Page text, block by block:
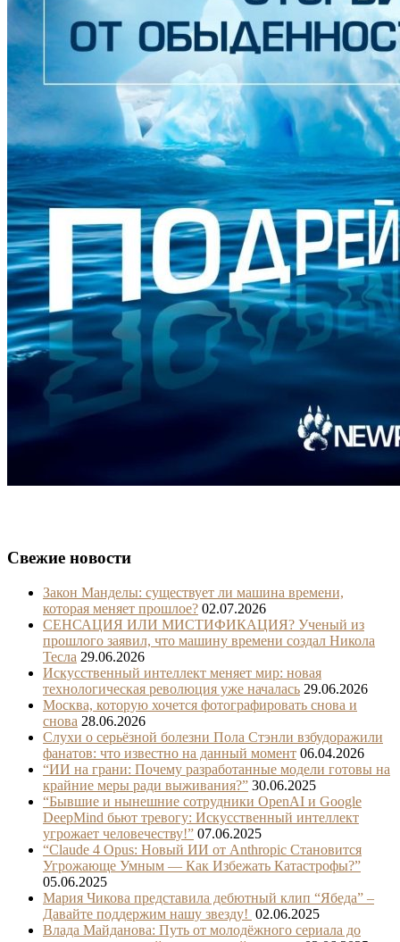
Свежие новости
Закон Манделы: существует ли машина времени,
которая меняет прошлое? 02.07.2026
СЕНСАЦИЯ ИЛИ МИСТИФИКАЦИЯ? Ученый из
прошлого заявил, что машину времени создал Никола
Тесла 29.06.2026
Искусственный интеллект меняет мир: новая
технологическая революция уже началась 29.06.2026
Москва, которую хочется фотографировать снова и
снова 28.06.2026
Слухи о серьёзной болезни Пола Стэнли взбудоражили
фанатов: что известно на данный момент 06.04.2026
“ИИ на грани: Почему разработанные модели готовы на
крайние меры ради выживания?” 30.06.2025
“Бывшие и нынешние сотрудники OpenAI и Google
DeepMind бьют тревогу: Искусственный интеллект
угрожает человечеству!” 07.06.2025
“Claude 4 Opus: Новый ИИ от Anthropic Становится
Угрожающе Умным — Как Избежать Катастрофы?”
05.06.2025
Мария Чикова представила дебютный клип “Ябеда” –
Давайте поддержим нашу звезду! 02.06.2025
Влада Майданова: Путь от молодёжного сериала до